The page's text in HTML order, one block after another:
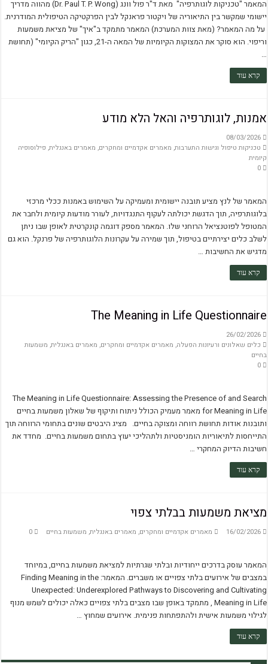
המאמר "טכניקות לוגותרפיה" מאת ד"ר פול וונג (Dr. Paul T. P. Wong) מהווה מדריך
יישומי שמקשר בין התיאוריה של ויקטור פראנקל לבין הפרקטיקה הטיפולית המודרנית.
על מה המאמר? (מאת צוות המערכת) המאמר מתמקד ב"איך" של מציאת משמעות
וריפוי. הוא סוקר את המצוקות הקיומיות של המאה ה-21, כגון "הריק הקיומי" (תחושת
…
קרא עוד
אמנות, לוגותרפיה והאל הלא מודע
08/03/2026
טכניקות טיפול וגישות התערבות, מאמרים אקדמיים ומחקרים, מאמרים באנגלית, פילוסופיה
קיומית
0
המאמר של לנץ מציע תובנה יישומית ומעמיקה על השימוש באמנות ככלי מרכזי
בלוגותרפיה, תוך הדגשת יכולתה לעקוף התנגדויות, לעורר מודעות קיומית ולחבר את
המטופל לפוטנציאל הרוחני שלו. המאמר מספק דוגמה קונקרטית לאופן שבו ניתן
לשלב כלים יצירתיים בטיפול, תוך שמירה על עקרונות הלוגותרפיה של פרנקל. הוא גם
מדגיש את החשיבות …
קרא עוד
The Meaning in Life Questionnaire
26/02/2026
כלים שאלונים ורעיונות הפעלה, מאמרים אקדמיים ומחקרים, מאמרים באנגלית, משמעות
בחיים
0
The Meaning in Life Questionnaire: Assessing the Presence of and Search
for Meaning in Life מאמר מעמיק הכולל ניתוח ותיקוף של שאלון משמעות בחיים
ותובנות אודות תחושת רווחה ומצוקה בחיים. מציג היבטים שונים בתחומי הרווחה תוך
התייחסות לתיאוריות הומניסטיות ולתהליכי יעוץ בתחום משמעות בחיים. מחדד את
חשיבות הדיוק המחקרי …
קרא עוד
מציאת משמעות בבלתי צפוי
16/02/2026 מאמרים אקדמיים ומחקרים, מאמרים באנגלית, משמעות בחיים 0
המאמר עוסק בדרכים ייחודיות ובלתי שגרתיות למציאת משמעות בחיים, במיוחד
במצבים של אירועים בלתי צפויים או משברים. המאמר: Finding Meaning in the
Unexpected: Underexplored Pathways to Discovering and Cultivating
Meaning in Life , מתמקד באופן שבו מצבים בלתי צפויים כאלה יכולים לשמש מנוף
לגילוי משמעות אישית ולהתפתחות פנימית. אירועים שמחוץ …
קרא עוד